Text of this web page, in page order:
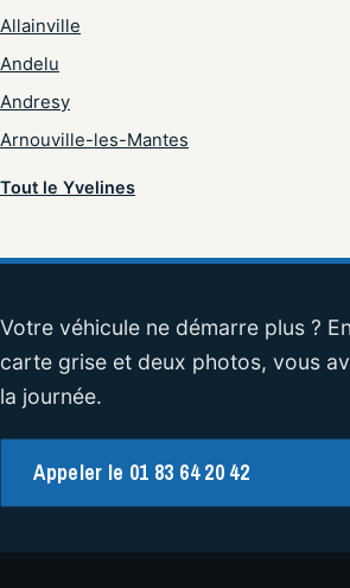
Allainville
Andelu
Andresy
Arnouville-les-Mantes
Tout le Yvelines
Votre véhicule ne démarre plus ?
carte grise et deux photos, vous
la journée.
Appeler le 01 83 64 20 42